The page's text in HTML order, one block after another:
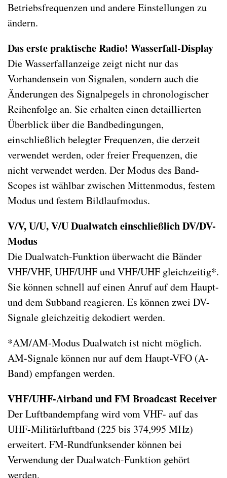
Betriebsfrequenzen und andere Einstellungen zu
ändern.
Das erste praktische Radio! Wasserfall-Display
Die Wasserfallanzeige zeigt nicht nur das
Vorhandensein von Signalen, sondern auch die
Änderungen des Signalpegels in chronologischer
Reihenfolge an. Sie erhalten einen detaillierten
Überblick über die Bandbedingungen,
einschließlich belegter Frequenzen, die derzeit
verwendet werden, oder freier Frequenzen, die
nicht verwendet werden. Der Modus des Band-
Scopes ist wählbar zwischen Mittenmodus, festem
Modus und festem Bildlaufmodus.
V/V, U/U, V/U Dualwatch einschließlich DV/DV-
Modus
Die Dualwatch-Funktion überwacht die Bänder
VHF/VHF, UHF/UHF und VHF/UHF gleichzeitig*.
Sie können schnell auf einen Anruf auf dem Haupt-
und dem Subband reagieren. Es können zwei DV-
Signale gleichzeitig dekodiert werden.
*AM/AM-Modus Dualwatch ist nicht möglich.
AM-Signale können nur auf dem Haupt-VFO (A-
Band) empfangen werden.
VHF/UHF-Airband und FM Broadcast Receiver
Der Luftbandempfang wird vom VHF- auf das
UHF-Militärluftband (225 bis 374,995 MHz)
erweitert. FM-Rundfunksender können bei
Verwendung der Dualwatch-Funktion gehört
werden.